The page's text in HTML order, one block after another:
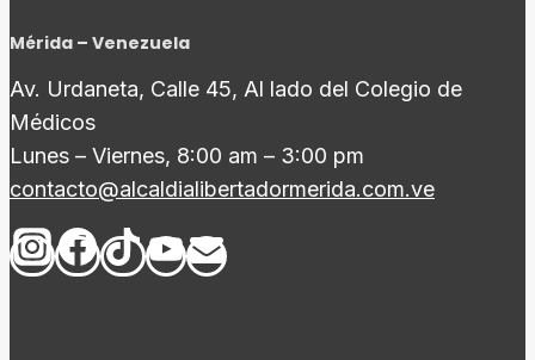
Mérida – Venezuela
Av. Urdaneta, Calle 45, Al lado del Colegio de
Médicos
Lunes – Viernes, 8:00 am – 3:00 pm
contacto@alcaldialibertadormerida.com.ve